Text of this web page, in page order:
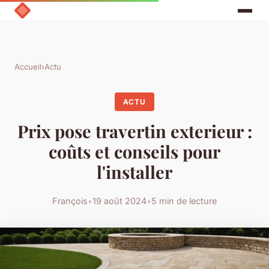
Accueil›Actu
ACTU
Prix pose travertin exterieur :
coûts et conseils pour
l'installer
François•19 août 2024•5 min de lecture